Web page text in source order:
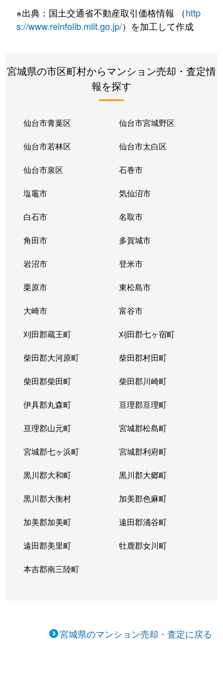
大和町
1,300万円 卸町(宮城)
徒歩6分
大和町
1,500万円 卸町(宮城)
徒歩7分
2,200万円 卸町(宮城)
大和町
1,300万円 卸町(宮城)
大和町
2,000万円 卸町(宮城)
大和町
卸町(宮城)
大和町
卸町(宮城)
大和町
卸町(宮城)
大和町
卸町(宮城)
大和町
卸町(宮城)
大和町
卸町(宮城)
弓ノ町
河原町(宮城)
連坊
3,800万円 仙台
若林
1,200万円 河原町(宮城)
若林
1,100万円 河原町(宮城)
若林
2,000万円 河原町(宮城)
若林
1,700万円 河原町(宮城)
若林
1,500万円 河原町(宮城)
若林
800万円 河原町(宮城)
若林
1,400万円 河原町(宮城)
※出典：国土交通省不動産取引価格情報 （http
s://www.reinfolib.mlit.go.jp/）を加工して作成
宮城県の市区町村からマンション売却・査定情
報を探す
仙台市青葉区 仙台市宮城野区
仙台市若林区 仙台市太白区
仙台市泉区 石巻市
塩竈市 気仙沼市
白石市 名取市
角田市 多賀城市
岩沼市 登米市
栗原市 東松島市
大崎市 富谷市
刈田郡蔵王町 刈田郡七ヶ宿町
柴田郡大河原町 柴田郡村田町
柴田郡柴田町 柴田郡川崎町
伊具郡丸森町 亘理郡亘理町
亘理郡山元町 宮城郡松島町
宮城郡七ヶ浜町 宮城郡利府町
黒川郡大和町 黒川郡大郷町
黒川郡大衡村 加美郡色麻町
加美郡加美町 遠田郡涌谷町
遠田郡美里町 牡鹿郡女川町
本吉郡南三陸町
宮城県のマンション売却・査定に戻る